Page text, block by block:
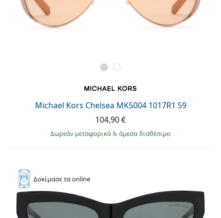
Michael Kors Chelsea MK5004 1017R1 59
104,90 €
Δωρεάν μεταφορικά& άμεσα διαθέσιμο
Δοκίμασετα online